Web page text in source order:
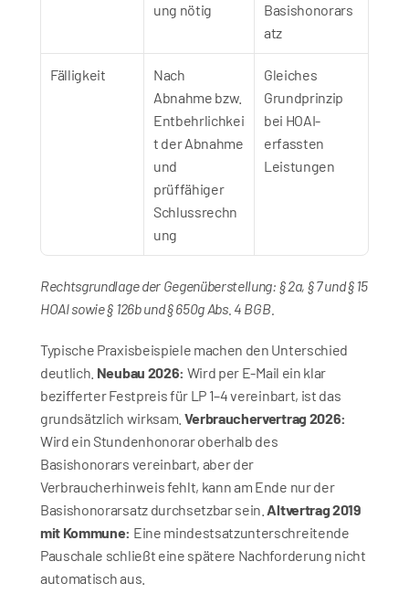
ung nötig
Basishonorars
atz
Fälligkeit
Nach
Abnahme bzw.
Entbehrlichkei
t der Abnahme
und
prüffähiger
Schlussrechn
ung
Gleiches
Grundprinzip
bei HOAI-
erfassten
Leistungen
Rechtsgrundlage der Gegenüberstellung: § 2a, § 7 und § 15
HOAI sowie § 126b und § 650g Abs. 4 BGB.
Typische Praxisbeispiele machen den Unterschied
deutlich. Neubau 2026: Wird per E‑Mail ein klar
bezifferter Festpreis für LP 1–4 vereinbart, ist das
grundsätzlich wirksam. Verbrauchervertrag 2026:
Wird ein Stundenhonorar oberhalb des
Basishonorars vereinbart, aber der
Verbraucherhinweis fehlt, kann am Ende nur der
Basishonorarsatz durchsetzbar sein. Altvertrag 2019
mit Kommune: Eine mindestsatzunterschreitende
Pauschale schließt eine spätere Nachforderung nicht
automatisch aus.